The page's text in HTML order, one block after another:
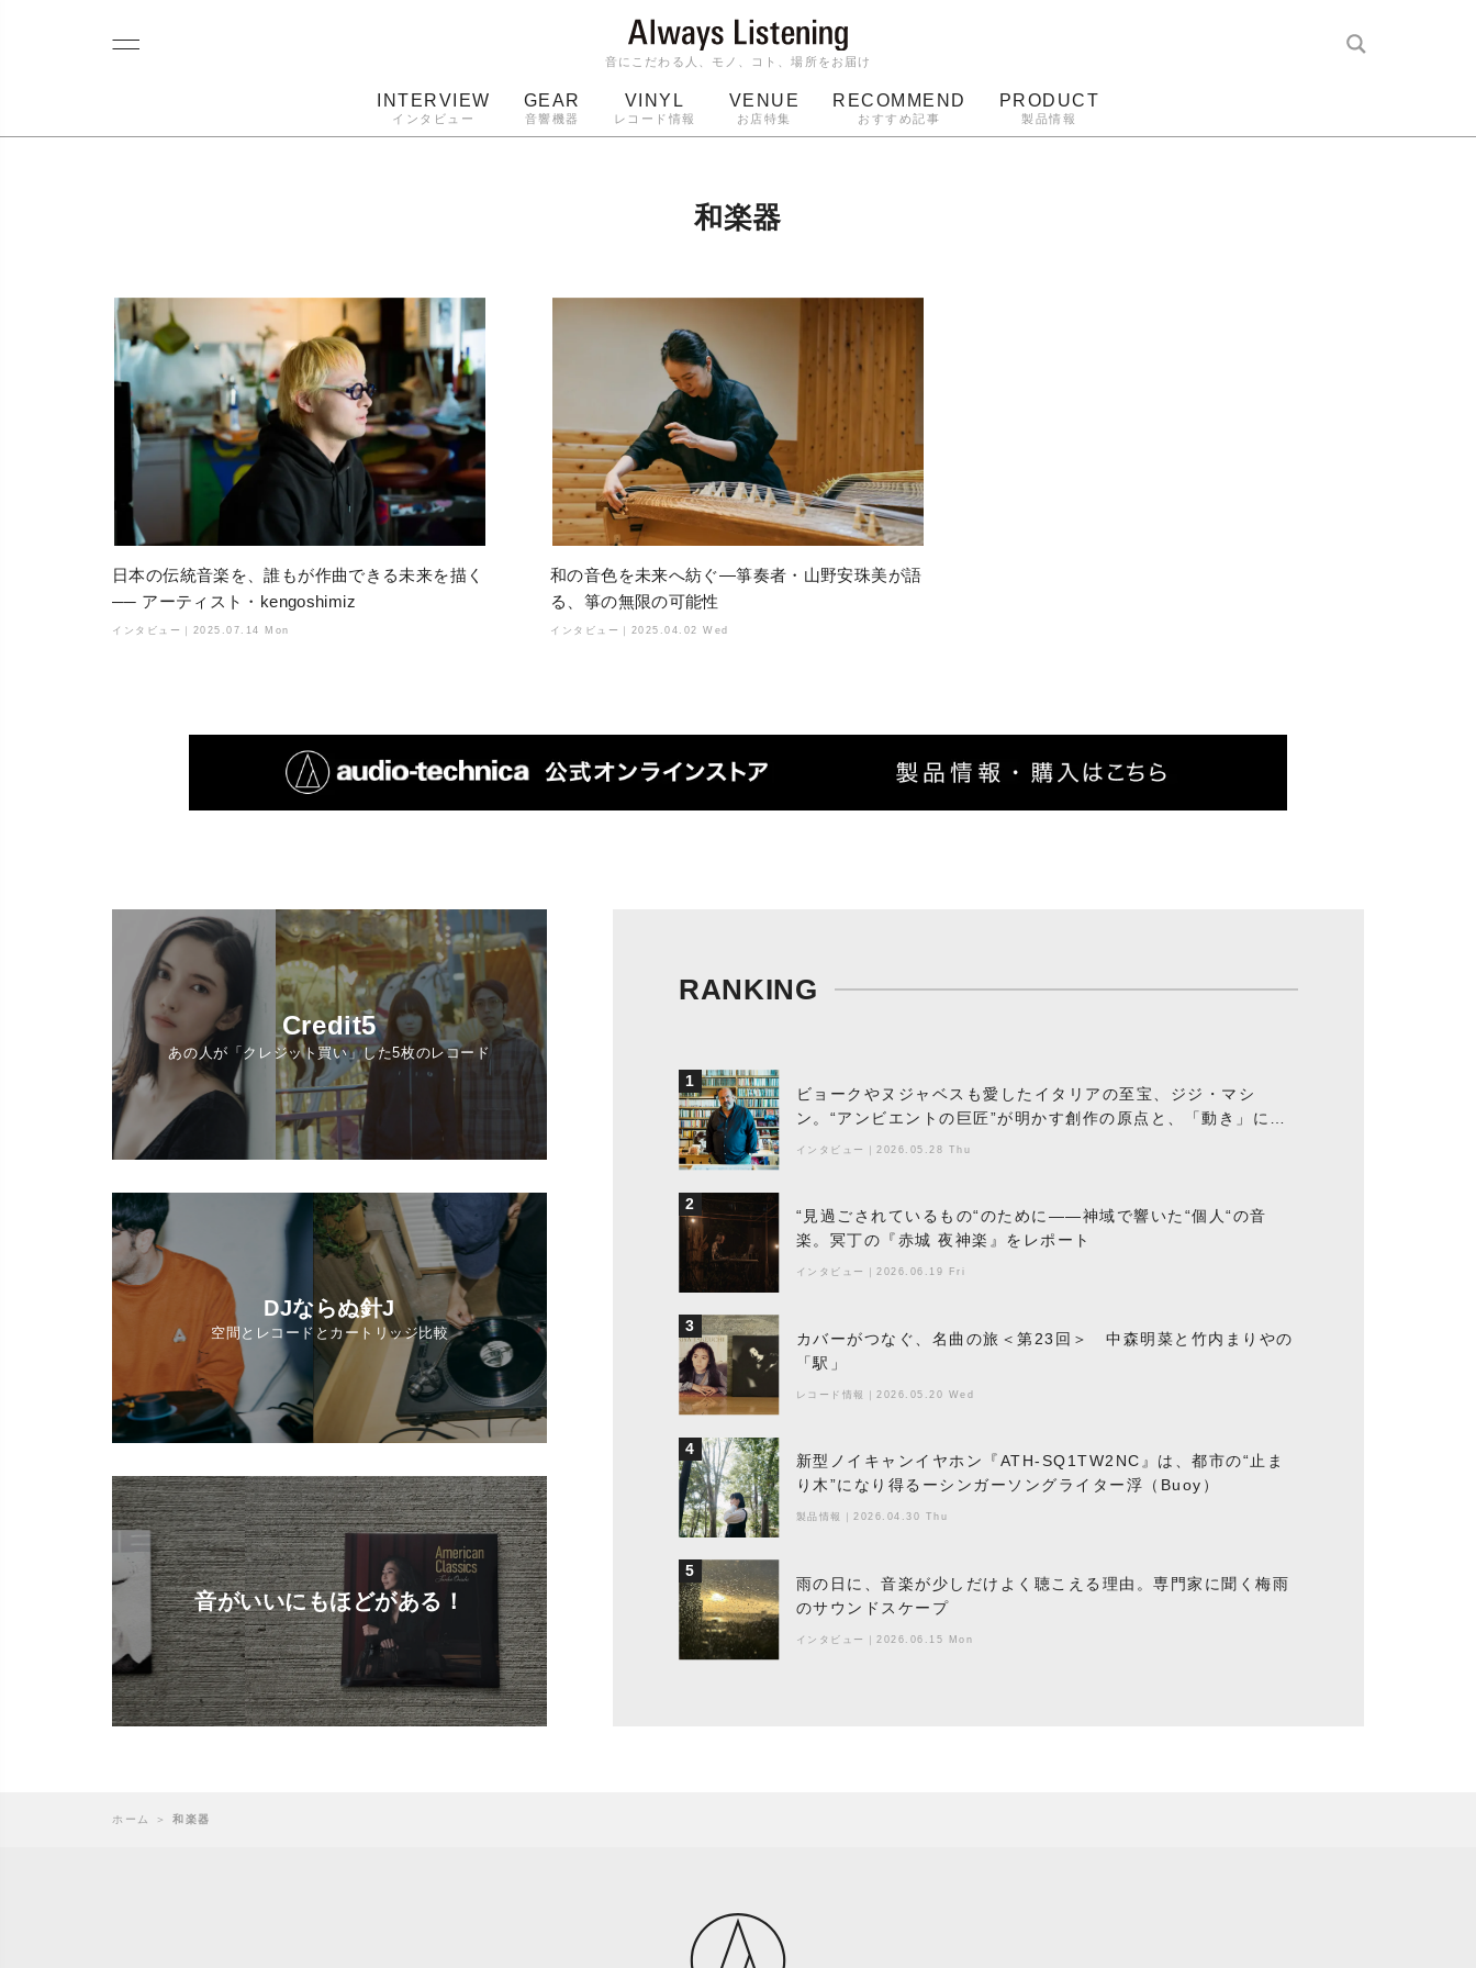
音にこだわる人、モノ、コト、場所をお届け
INTERVIEW
インタビュー
GEAR
音響機器
VINYL
レコード情報
VENUE
お店特集
RECOMMEND
おすすめ記事
PRODUCT
製品情報
和楽器
日本の伝統音楽を、誰もが作曲できる未来を描く
── アーティスト・kengoshimiz
インタビュー｜ 2025.07.14 Mon
和の音色を未来へ紡ぐ—箏奏者・山野安珠美が語
る、箏の無限の可能性
インタビュー｜ 2025.04.02 Wed
Credit5
あの人が「クレジット買い」した5枚のレコード
DJならぬ針J
空間とレコードとカートリッジ比較
音がいいにもほどがある！
RANKING
1
ビョークやヌジャベスも愛したイタリアの至宝、ジジ・マシ
ン。“アンビエントの巨匠”が明かす創作の原点と、「動き」に満
ちた最新作の背景
インタビュー 2026.05.28 Thu
2
“見過ごされているもの“のために――神域で響いた“個人“の音
楽。冥丁の『赤城 夜神楽』をレポート
インタビュー 2026.06.19 Fri
3
カバーがつなぐ、名曲の旅＜第23回＞ 中森明菜と竹内まりやの
「駅」
レコード情報 2026.05.20 Wed
4
新型ノイキャンイヤホン『ATH-SQ1TW2NC』は、都市の“止ま
り木”になり得るーシンガーソングライター浮（Buoy）
製品情報 2026.04.30 Thu
5
雨の日に、音楽が少しだけよく聴こえる理由。専門家に聞く梅雨
のサウンドスケープ
インタビュー 2026.06.15 Mon
ホーム ＞ 和楽器